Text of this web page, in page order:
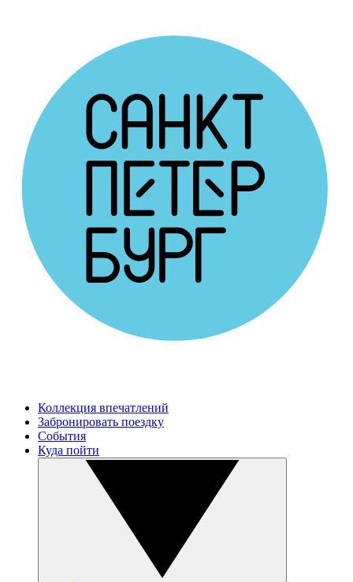
Коллекция впечатлений
Забронировать поездку
События
Куда пойти